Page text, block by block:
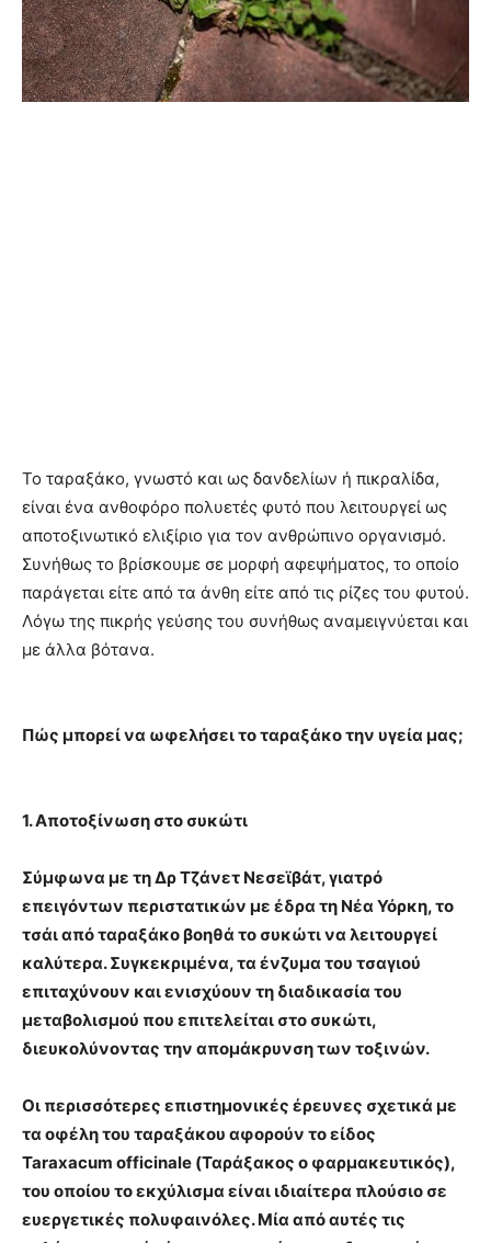
Το ταραξάκο, γνωστό και ως δανδελίων ή πικραλίδα,
είναι ένα ανθοφόρο πολυετές φυτό που λειτουργεί ως
αποτοξινωτικό ελιξίριο για τον ανθρώπινο οργανισμό.
Συνήθως το βρίσκουμε σε μορφή αφεψήματος, το οποίο
παράγεται είτε από τα άνθη είτε από τις ρίζες του φυτού.
Λόγω της πικρής γεύσης του συνήθως αναμειγνύεται και
με άλλα βότανα.
Πώς μπορεί να ωφελήσει το ταραξάκο την υγεία μας;
1. Αποτοξίνωση στο συκώτι
Σύμφωνα με τη Δρ Τζάνετ Νεσεϊβάτ, γιατρό
επειγόντων περιστατικών με έδρα τη Νέα Υόρκη, το
τσάι από ταραξάκο βοηθά το συκώτι να λειτουργεί
καλύτερα. Συγκεκριμένα, τα ένζυμα του τσαγιού
επιταχύνουν και ενισχύουν τη διαδικασία του
μεταβολισμού που επιτελείται στο συκώτι,
διευκολύνοντας την απομάκρυνση των τοξινών.
Οι περισσότερες επιστημονικές έρευνες σχετικά με
τα οφέλη του ταραξάκου αφορούν το είδος
Taraxacum officinale (Ταράξακος ο φαρμακευτικός),
του οποίου το εκχύλισμα είναι ιδιαίτερα πλούσιο σε
ευεργετικές πολυφαινόλες. Μία από αυτές τις